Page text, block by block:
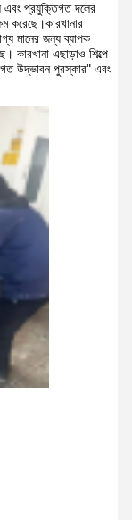
এবং প্রযুক্তিগত দলের
করেছে।কারখানার
মানের জন্য ব্যাপক
কারখানা এছাড়াও শিল্পে
উদ্ভাবন পুরস্কার" এবং